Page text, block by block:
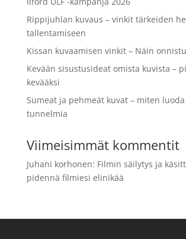
Rippijuhlan kuvaus – vinkit tärkeiden
tallentamiseen
Kissan kuvaamisen vinkit – Näin
Kevään sisustusideat omista kuvista –
kevääksi
Sumeat ja pehmeät kuvat – miten
tunnelmia
Viimeisimmät kommentit
Juhani korhonen: Filmin säilytys ja
pidennä filmiesi elinikää